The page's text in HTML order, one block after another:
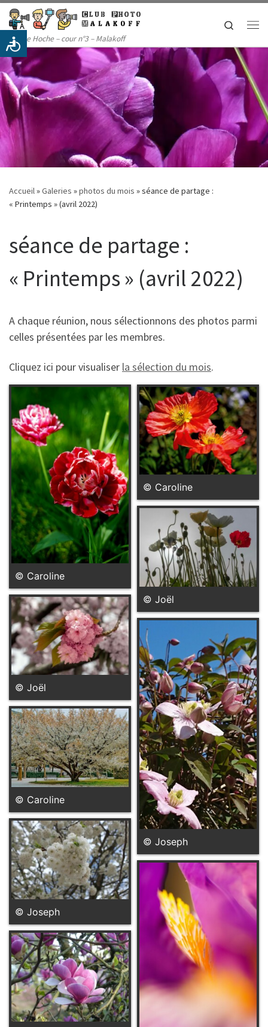
Passer au contenu
14 rue Hoche – cour n°3 – Malakoff
Search
Accueil»Galeries »photos du mois »séance de partage :
« Printemps » (avril 2022)
séance de partage :
« Printemps » (avril 2022)
A chaque réunion, nous sélectionnons des photos parmi
celles présentées par les membres.
Cliquez ici pour visualiser la sélection du mois.
© Caroline
© Caroline
© Joël
© Joël
© Joseph
© Caroline
© Joseph